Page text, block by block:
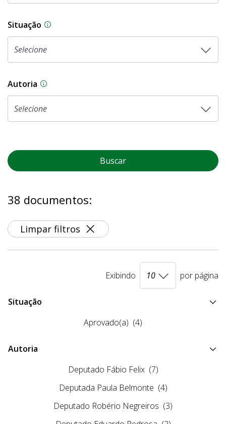
Situação Na CLDF, as proposições legislativas
Autoria As proposições legislativas na CLDF podem
Buscar
38 documentos:
Limpar filtros
Exibindo por página
Situação
Aprovado(a) (4)
Autoria
Deputado Fábio Felix (7)
Deputada Paula Belmonte (4)
Deputado Robério Negreiros (3)